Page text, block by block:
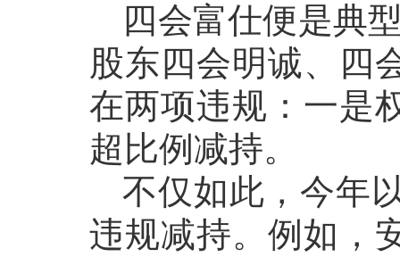
四会富仕便是典
股东四会明诚、四
在两项违规：一是
超比例减持。
不仅如此，今年
违规减持。例如，